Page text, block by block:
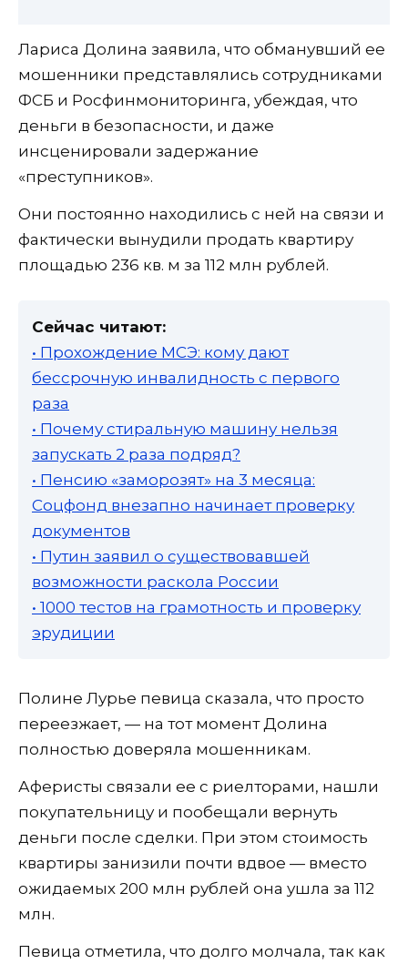
Лариса Долина заявила, что обманувший ее
мошенники представлялись сотрудниками
ФСБ и Росфинмониторинга, убеждая, что
деньги в безопасности, и даже
инсценировали задержание
«преступников».
Они постоянно находились с ней на связи и
фактически вынудили продать квартиру
площадью 236 кв. м за 112 млн рублей.
Сейчас читают:
• Прохождение МСЭ: кому дают
бессрочную инвалидность с первого
раза
• Почему стиральную машину нельзя
запускать 2 раза подряд?
• Пенсию «заморозят» на 3 месяца:
Соцфонд внезапно начинает проверку
документов
• Путин заявил о существовавшей
возможности раскола России
• 1000 тестов на грамотность и проверку
эрудиции
Полине Лурье певица сказала, что просто
переезжает, — на тот момент Долина
полностью доверяла мошенникам.
Аферисты связали ее с риелторами, нашли
покупательницу и пообещали вернуть
деньги после сделки. При этом стоимость
квартиры занизили почти вдвое — вместо
ожидаемых 200 млн рублей она ушла за 112
млн.
Певица отметила, что долго молчала, так как